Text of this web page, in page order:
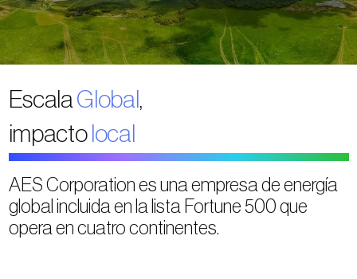
Escala Global
impactolocal
AES Corporation es una empresa de energía
global incluida en la lista Fortune 500 que
opera en cuatro continentes.